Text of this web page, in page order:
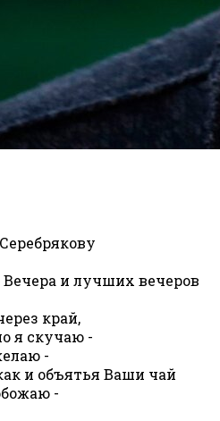
и лучших вечеров
край,
я скучаю -
-
и объятья Ваши чай
-